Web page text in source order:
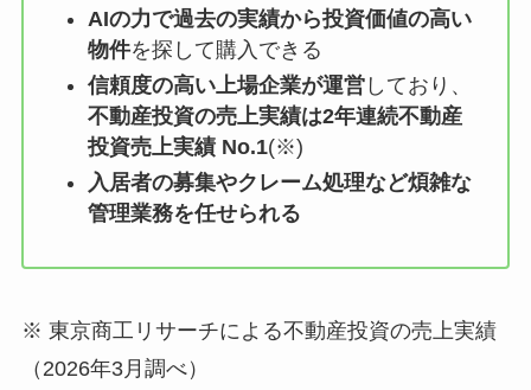
AIの力で過去の実績から投資価値の高い
物件を探して購入できる
信頼度の高い上場企業が運営しており、
不動産投資の売上実績は2年連続不動産
投資売上実績 No.1(※)
入居者の募集やクレーム処理など煩雑な
管理業務を任せられる
※ 東京商工リサーチによる不動産投資の売上実績
（2026年3月調べ）